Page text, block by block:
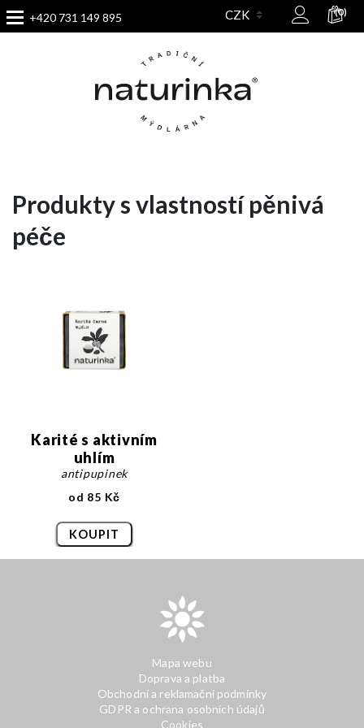
+420 731 149 895 (0)
Produkty s vlastností pěnivá
péče
Karité s aktivním
uhlím
antipupinek
od 85 Kč
KOUPIT
Mapa webu
Doprava a platba
Obchodní a reklamační podmínky
GDPR a ochrana osobních údajů
Cookies